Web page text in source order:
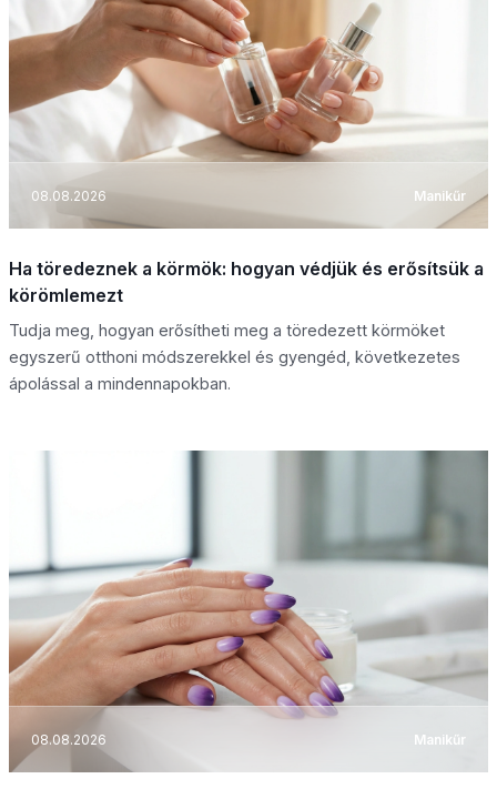
08.08.2026 Manikűr
Ha töredeznek a körmök: hogyan védjük és erősítsük a
körömlemezt
Tudja meg, hogyan erősítheti meg a töredezett körmöket
egyszerű otthoni módszerekkel és gyengéd, következetes
ápolással a mindennapokban.
08.08.2026 Manikűr